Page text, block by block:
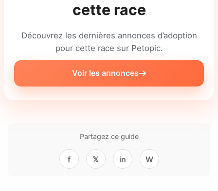
cette race
Découvrez les dernières annonces d’adoption
pour cette race sur Petopic.
Voir les annonces
Partagez ce guide
f 𝕏 in W